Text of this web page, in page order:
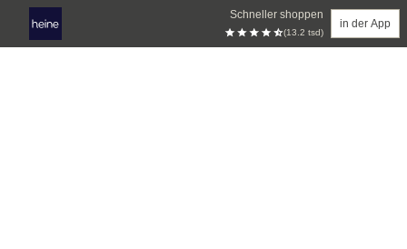
Schneller shoppen
(13.2 tsd)
in der App